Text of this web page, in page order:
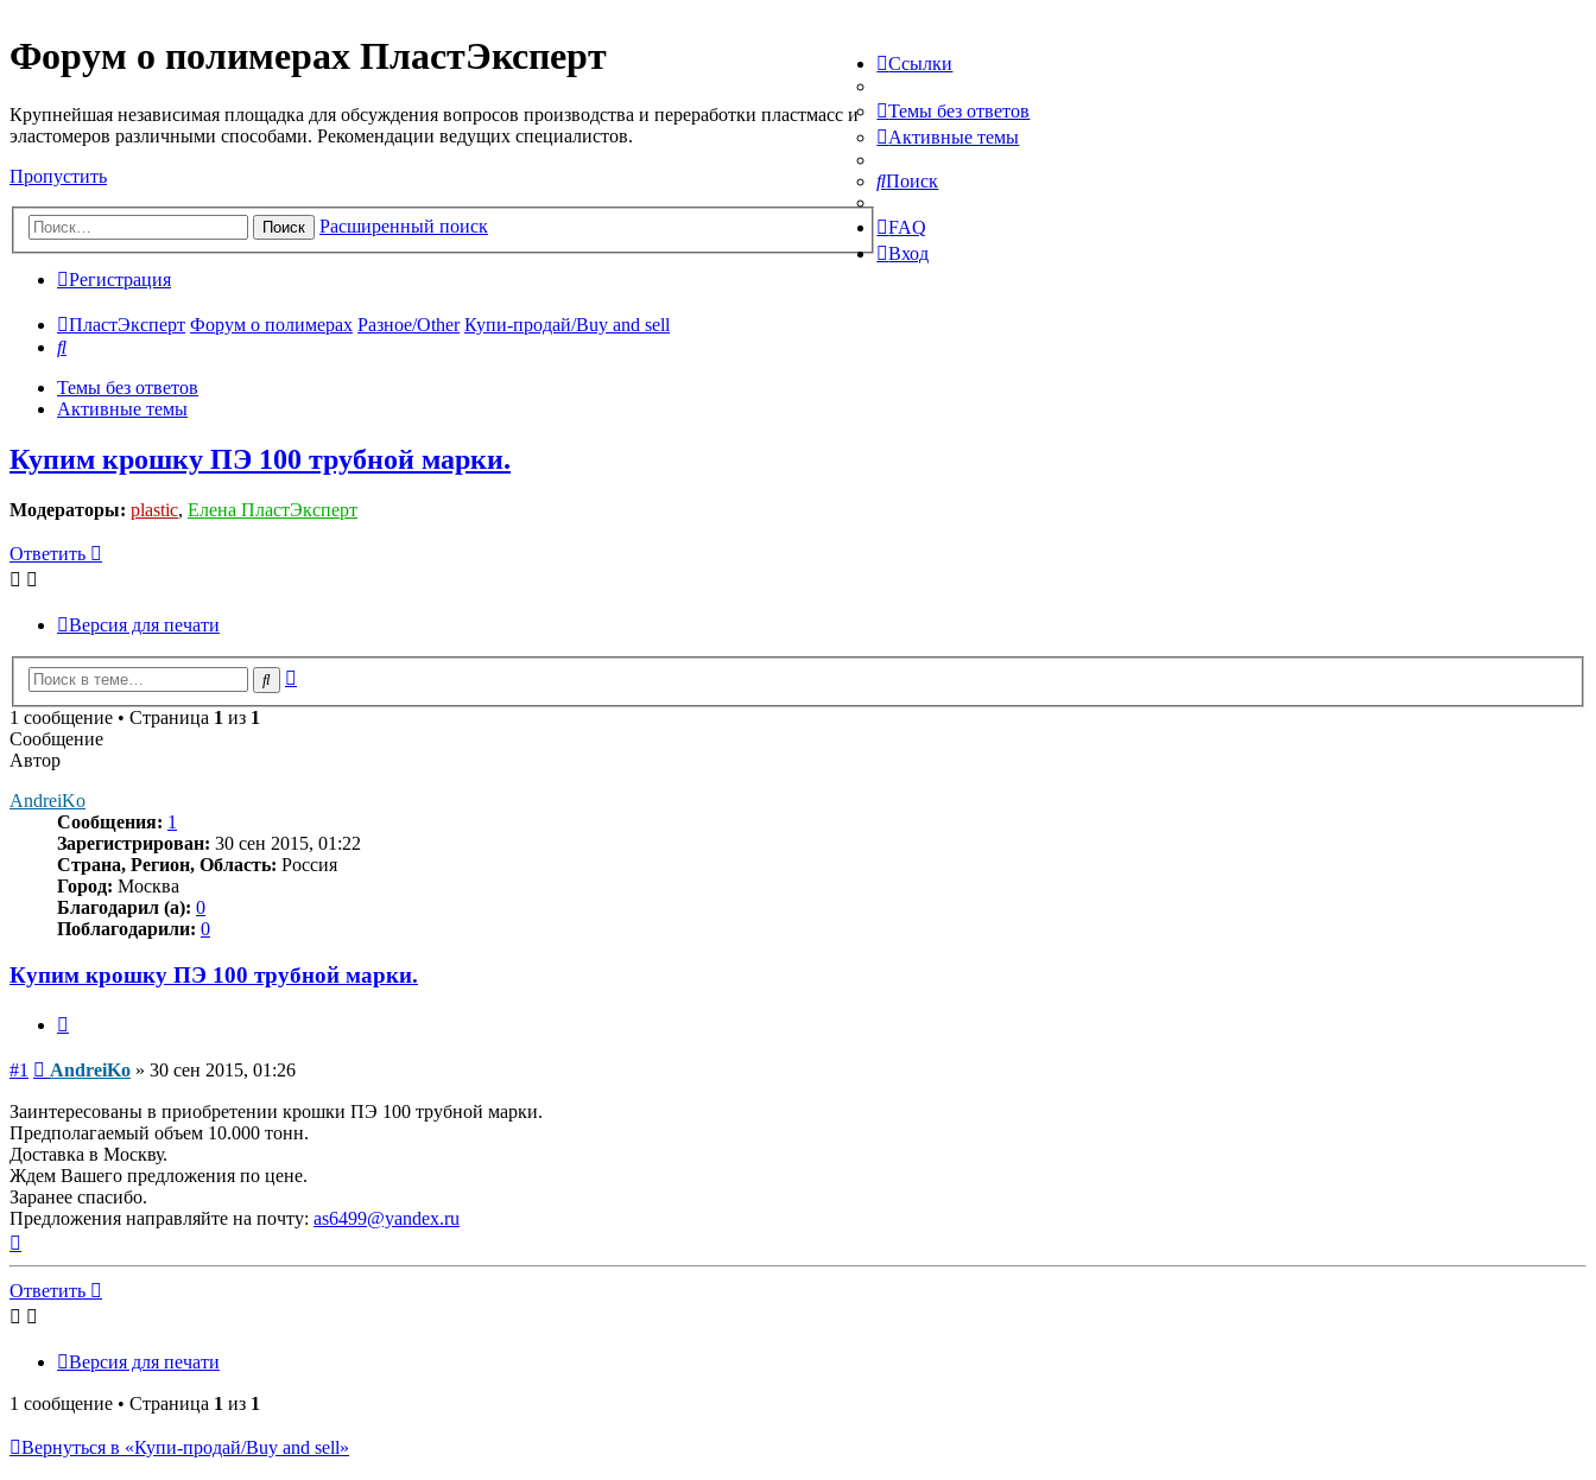
Форум о полимерах ПластЭксперт
Крупнейшая независимая площадка для обсуждения вопросов производства и переработки пластмасс и
эластомеров различными способами. Рекомендации ведущих специалистов.
Пропустить
Поиск Расширенный поиск
Ссылки
Темы без ответов
Активные темы
Поиск
FAQ
Вход
Регистрация
ПластЭксперт Форум о полимерах Разное/Other Купи-продай/Buy and sell
Поиск
Темы без ответов
Активные темы
Купим крошку ПЭ 100 трубной марки.
Модераторы: plastic, Елена ПластЭксперт
Ответить
Версия для печати
Поиск
1 сообщение • Страница 1 из 1
Сообщение
Автор
AndreiKo
Сообщения: 1
Зарегистрирован: 30 сен 2015, 01:22
Страна, Регион, Область: Россия
Город: Москва
Благодарил (а): 0
Поблагодарили: 0
Купим крошку ПЭ 100 трубной марки.
#1 Сообщение
AndreiKo » 30 сен 2015, 01:26
Заинтересованы в приобретении крошки ПЭ 100 трубной марки.
Предполагаемый объем 10.000 тонн.
Доставка в Москву.
Ждем Вашего предложения по цене.
Заранее спасибо.
Предложения направляйте на почту: as6499@yandex.ru
началу
Ответить
Версия для печати
1 сообщение • Страница 1 из 1
Вернуться в «Купи-продай/Buy and sell»